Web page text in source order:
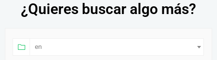
¿Quieres buscar algo más?
en